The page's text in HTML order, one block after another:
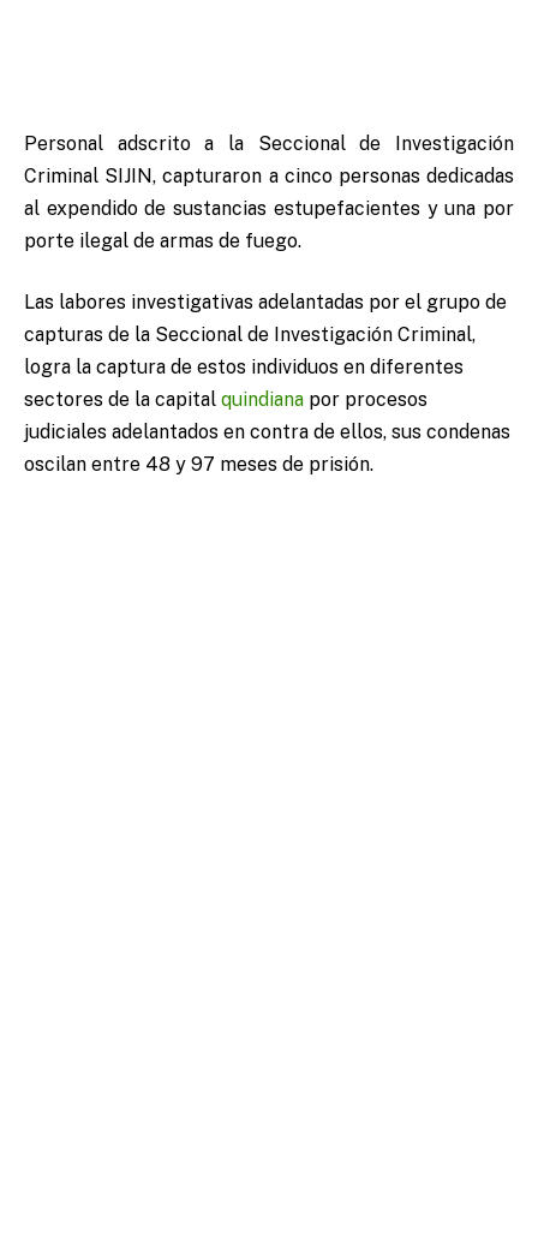
Personal adscrito a la Seccional de Investigación
Criminal SIJIN, capturaron a cinco personas dedicadas
al expendido de sustancias estupefacientes y una por
porte ilegal de armas de fuego.
Las labores investigativas adelantadas por el grupo de
capturas de la Seccional de Investigación Criminal,
logra la captura de estos individuos en diferentes
sectores de la capital quindiana por procesos
judiciales adelantados en contra de ellos, sus condenas
oscilan entre 48 y 97 meses de prisión.